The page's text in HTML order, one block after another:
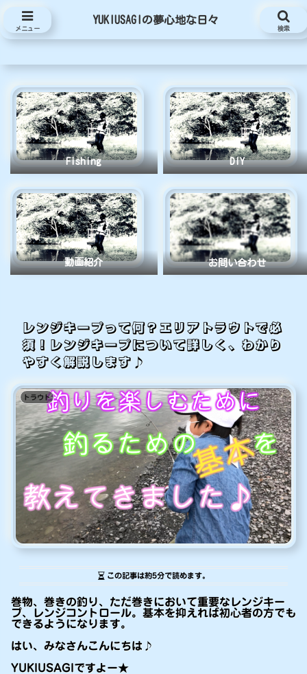
YUKIUSAGIの夢心地な日々
Fishing DIY
動画紹介 お問い合わせ
レンジキープって何？エリアトラウトで必
須！レンジキープについて詳しく、わかり
やすく解説します♪
トラウト
この記事は約5分で読めます。
巻物、巻きの釣り、ただ巻きにおいて重要なレンジキー
プ、レンジコントロール。基本を抑えれば初心者の方でも
できるようになります。
はい、みなさんこんにちは♪
YUKIUSAGIですよー★
メニュー
YUKIUSAGIの夢心地な日々
検索